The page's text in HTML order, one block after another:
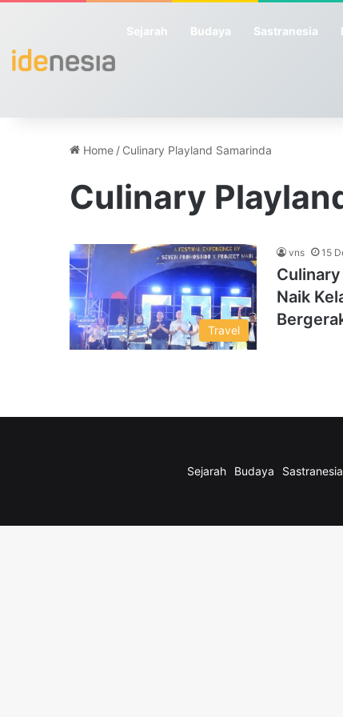
Sejarah Budaya Sastranesia
Home / Culinary Playland Samarinda
Culinary
Travel
vns 15
Naik
Sejarah Budaya Sastranesia